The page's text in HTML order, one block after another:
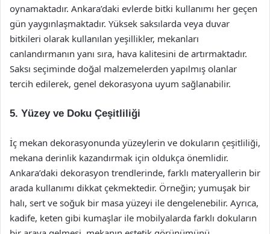
oynamaktadır. Ankara’daki evlerde bitki kullanımı her geçen
gün yaygınlaşmaktadır. Yüksek saksılarda veya duvar
bitkileri olarak kullanılan yeşillikler, mekanları
canlandırmanın yanı sıra, hava kalitesini de artırmaktadır.
Saksı seçiminde doğal malzemelerden yapılmış olanlar
tercih edilerek, genel dekorasyona uyum sağlanabilir.
5. Yüzey ve Doku Çeşitliliği
İç mekan dekorasyonunda yüzeylerin ve dokuların çeşitliliği,
mekana derinlik kazandırmak için oldukça önemlidir.
Ankara’daki dekorasyon trendlerinde, farklı materyallerin bir
arada kullanımı dikkat çekmektedir. Örneğin; yumuşak bir
halı, sert ve soğuk bir masa yüzeyi ile dengelenebilir. Ayrıca,
kadife, keten gibi kumaşlar ile mobilyalarda farklı dokuların